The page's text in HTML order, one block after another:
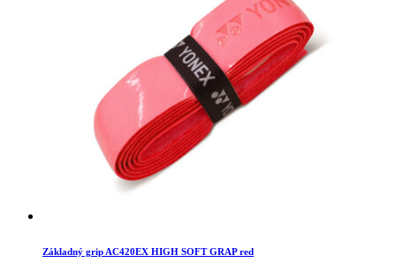
Základný grip AC420EX HIGH SOFT GRAP red